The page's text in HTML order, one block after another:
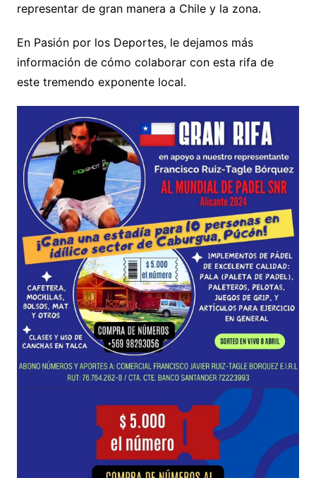
representar de gran manera a Chile y la zona.
En Pasión por los Deportes, le dejamos más
información de cómo colaborar con esta rifa de
este tremendo exponente local.